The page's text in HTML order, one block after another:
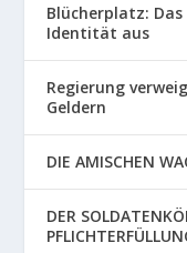
Blücherplatz:
Identität aus
Regierung
Geldern
DIE AMISCHEN
DER